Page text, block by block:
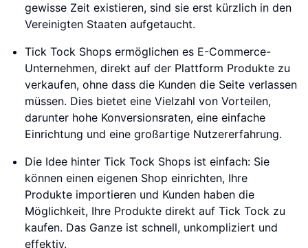
gewisse Zeit existieren, sind sie erst kürzlich in den
Vereinigten Staaten aufgetaucht.
Tick Tock Shops ermöglichen es E-Commerce-
Unternehmen, direkt auf der Plattform Produkte zu
verkaufen, ohne dass die Kunden die Seite verlassen
müssen. Dies bietet eine Vielzahl von Vorteilen,
darunter hohe Konversionsraten, eine einfache
Einrichtung und eine großartige Nutzererfahrung.
Die Idee hinter Tick Tock Shops ist einfach: Sie
können einen eigenen Shop einrichten, Ihre
Produkte importieren und Kunden haben die
Möglichkeit, Ihre Produkte direkt auf Tick Tock zu
kaufen. Das Ganze ist schnell, unkompliziert und
effektiv.